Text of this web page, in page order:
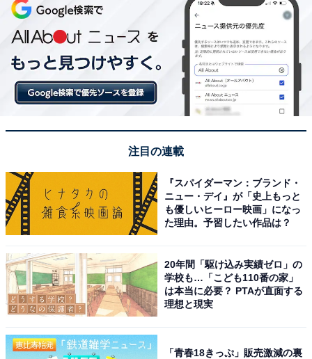
注目の連載
『スパイダーマン：ブランド・
ニュー・デイ』が「史上もっと
も優しいヒーロー映画」になっ
た理由。予習したい作品は？
20年間「駆け込み実績ゼロ」の
学校も…「こども110番の家」
は本当に必要？ PTAが直面する
理想と現実
「青春18きっぷ」販売激減の裏